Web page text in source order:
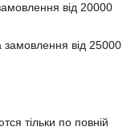
від 20000
від 25000
тільки по повній